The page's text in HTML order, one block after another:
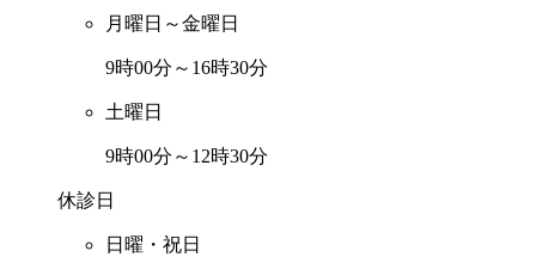
月曜日～金曜日
9時00分～16時30分
土曜日
9時00分～12時30分
休診日
日曜・祝日